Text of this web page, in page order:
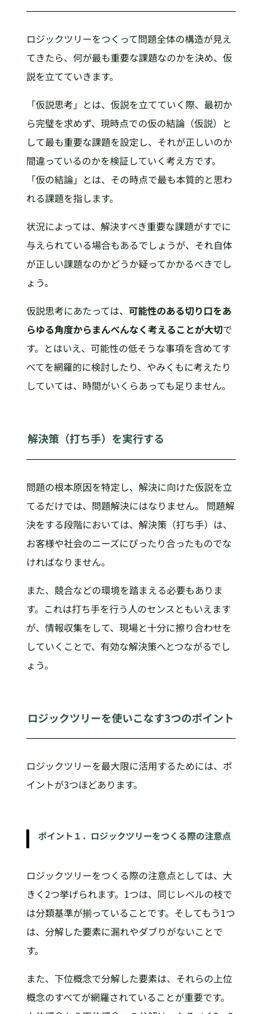
ロジックツリーをつくって問題全体の構造が見え
てきたら、何が最も重要な課題なのかを決め、仮
説を立てていきます。
「仮説思考」とは、仮説を立てていく際、最初か
ら完璧を求めず、現時点での仮の結論（仮説）と
して最も重要な課題を設定し、それが正しいのか
間違っているのかを検証していく考え方です。
「仮の結論」とは、その時点で最も本質的と思わ
れる課題を指します。
状況によっては、解決すべき重要な課題がすでに
与えられている場合もあるでしょうが、それ自体
が正しい課題なのかどうか疑ってかかるべきでし
ょう。
仮説思考にあたっては、 可能性のある切り口をあ
らゆる角度からまんべんなく考えることが大切で
す。とはいえ、可能性の低そうな事項を含めてす
べてを網羅的に検討したり、やみくもに考えたり
していては、時間がいくらあっても足りません。
解決策（打ち手）を実行する
問題の根本原因を特定し、解決に向けた仮説を立
てるだけでは、問題解決にはなりません。 問題解
決をする段階においては、解決策（打ち手）は、
お客様や社会のニーズにぴったり合ったものでな
ければなりません。
また、競合などの環境を踏まえる必要もありま
す。これは打ち手を行う人のセンスともいえます
が、情報収集をして、現場と十分に擦り合わせを
していくことで、有効な解決策へとつながるでし
ょう。
ロジックツリーを使いこなす3つのポイント
ロジックツリーを最大限に活用するためには、ポ
イントが3つほどあります。
ポイント１．ロジックツリーをつくる際の注意点
ロジックツリーをつくる際の注意点としては、大
きく2つ挙げられます。1つは、同じレベルの枝で
は分類基準が揃っていることです。そしてもう1つ
は、分解した要素に漏れやダブりがないことで
す。
また、下位概念で分解した要素は、それらの上位
概念のすべてが網羅されていることが重要です。